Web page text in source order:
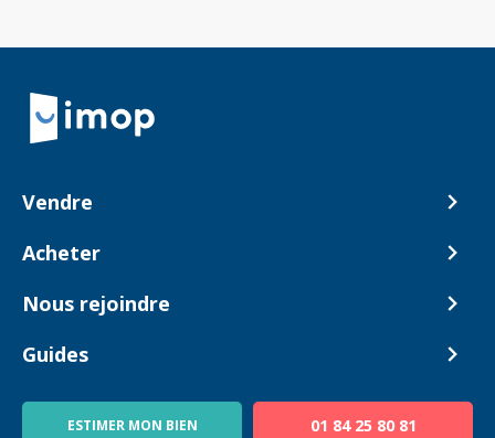
Retour à la navigation principale
Vendre
Comment ça marche ?
Acheter
Biens en vente
Nous rejoindre
Devenir Conseiller
Guides
Blog
ESTIMER MON BIEN 01 84 25 80 81